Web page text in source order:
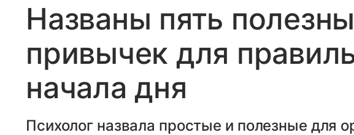
Названы пять
привычек для
начала дня
Психолог назвала простые и полезные для